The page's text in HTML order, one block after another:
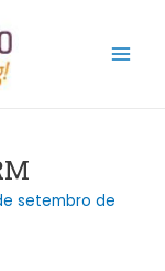
setembro de